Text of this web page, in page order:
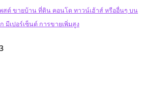
สต์ ขายบ้าน ที่ดิน คอนโด ทาวน์เฮ้าส์ หรืออื่นๆ บน
มีเปอร์เซ็นต์ การขายเพิ่มสูง